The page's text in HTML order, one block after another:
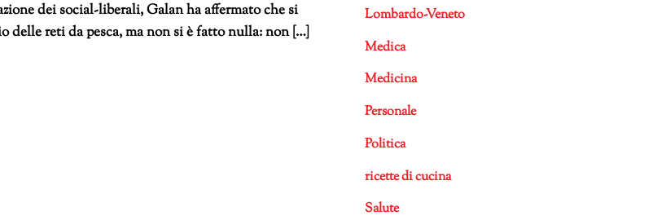
dei social-liberali, Galan ha affermato che si
delle reti da pesca, ma non si è fatto nulla: non […]
Lombardo-Veneto
Medica
Medicina
Personale
Politica
ricette di cucina
Salute